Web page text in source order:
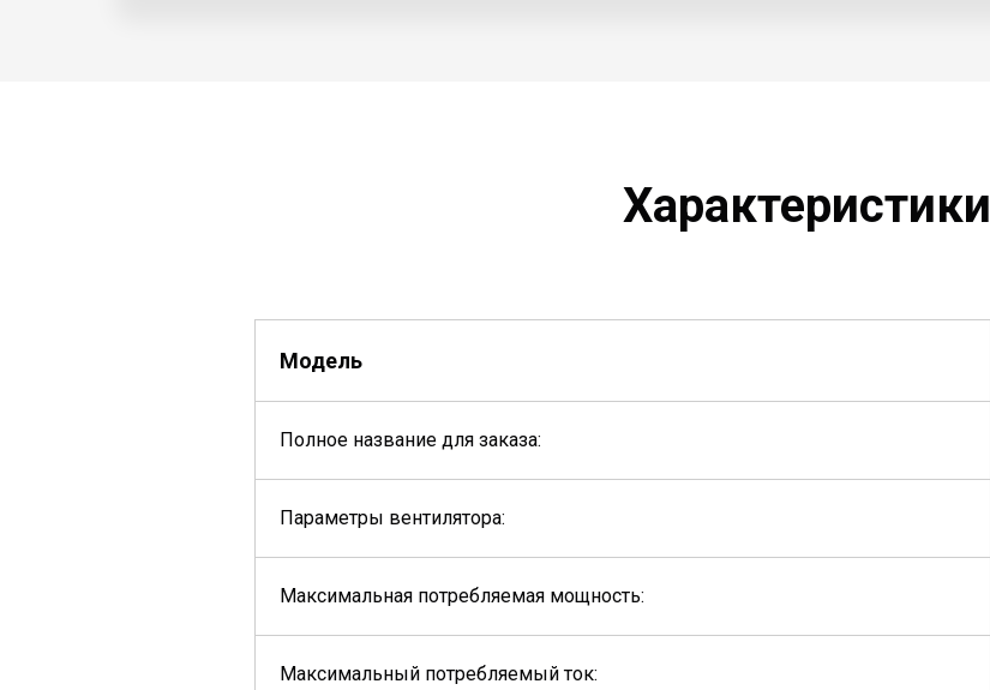
Характеристики
Модель
Полное название для заказа:
Параметры вентилятора:
Максимальная потребляемая мощность:
Максимальный потребляемый ток: